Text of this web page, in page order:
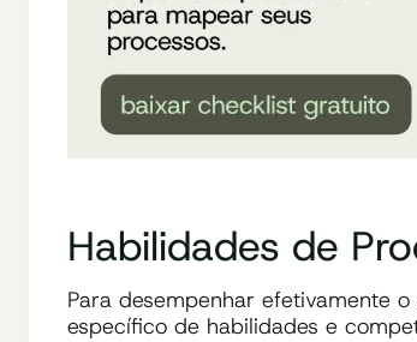
Habilidades de
Para desempenhar efetivamente
específico de habilidades e